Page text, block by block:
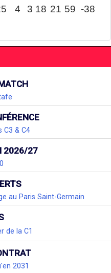
4 3 18 21 59 -38
C3 & C4
2026/27
au Paris Saint-Germain
de la C1
2031